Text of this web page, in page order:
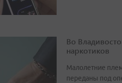
Во
наркотиков
Малолетние
переданы под